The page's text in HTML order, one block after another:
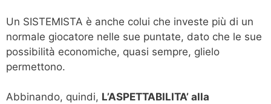
Un SISTEMISTA è anche colui che investe più di un
normale giocatore nelle sue puntate, dato che le sue
possibilità economiche, quasi sempre, glielo
permettono.
Abbinando, quindi, L’ASPETTABILITA’ alla